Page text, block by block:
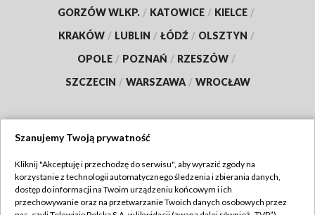
GORZÓW WLKP. / KATOWICE / KIELCE /
KRAKÓW / LUBLIN / ŁÓDŹ / OLSZTYN /
OPOLE / POZNAŃ / RZESZÓW /
SZCZECIN / WARSZAWA / WROCŁAW
TVP
Abonament TVP
Regulamin TVP
Szanujemy Twoją prywatność
Kliknij "Akceptuję i przechodzę do serwisu", aby wyrazić zgody na
korzystanie z technologii automatycznego śledzenia i zbierania danych,
dostęp do informacji na Twoim urządzeniu końcowym i ich
przechowywanie oraz na przetwarzanie Twoich danych osobowych przez